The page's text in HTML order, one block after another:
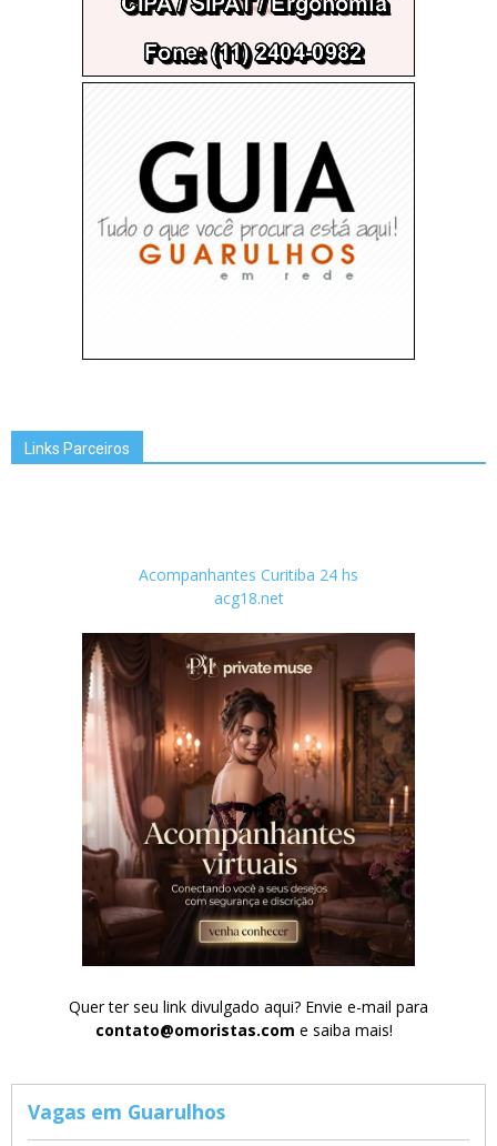
Links Parceiros
Acompanhantes Curitiba 24 hs
acg18.net
Quer ter seu link divulgado aqui? Envie e-mail para
contato@omoristas.com e saiba mais!
Vagas em Guarulhos